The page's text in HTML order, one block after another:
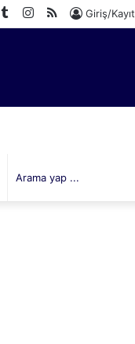
Giriş/Kayıt
RSS
Instagram
Tumblr